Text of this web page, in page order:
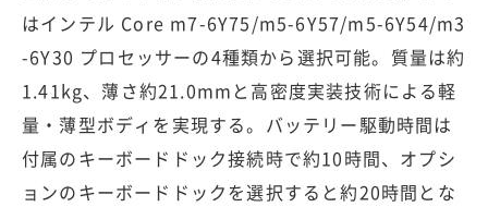
はインテル Core m7-6Y75/m5-6Y57/m5-6Y54/m3
-6Y30 プロセッサーの4種類から選択可能。質量は約
1.41kg、薄さ約21.0mmと高密度実装技術による軽
量・薄型ボディを実現する。バッテリー駆動時間は
付属のキーボードドック接続時で約10時間、オプシ
ョンのキーボードドックを選択すると約20時間とな